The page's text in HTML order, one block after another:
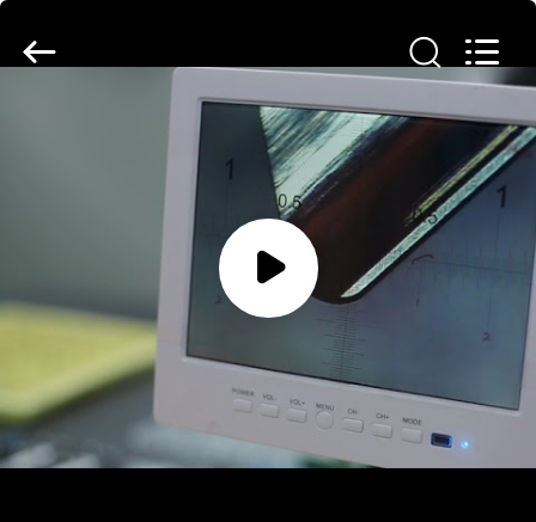
HAKKIMIZDA
FABRIKA
Materials
Co.,ltd.
Chengdu Metcera Advanced
Materials Co.,ltd